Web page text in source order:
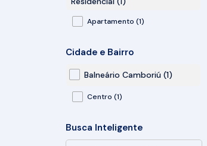
Apartamento (1)
Cidade e Bairro
Balneário Camboriú (1)
Centro (1)
Busca Inteligente